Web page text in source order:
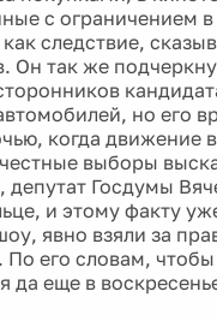
с ограничением
следствие,
Он так же
но его
когда движение
выборы
Госдумы
и этому факту
явно взяли за
его словам, чтобы
да еще в